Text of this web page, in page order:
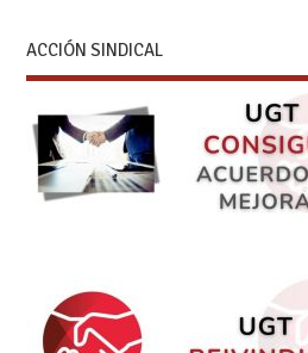
ACCIÓN SINDICAL